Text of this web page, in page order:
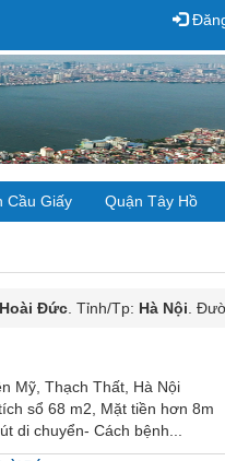
Cầu Giấy Quận Tây Hồ
Hoài Đức . Tỉnh/Tp: Hà Nội .
Mỹ, Thạch Thất, Hà Nội
sổ 68 m2, Mặt tiền hơn 8m
di chuyển- Cách bệnh...